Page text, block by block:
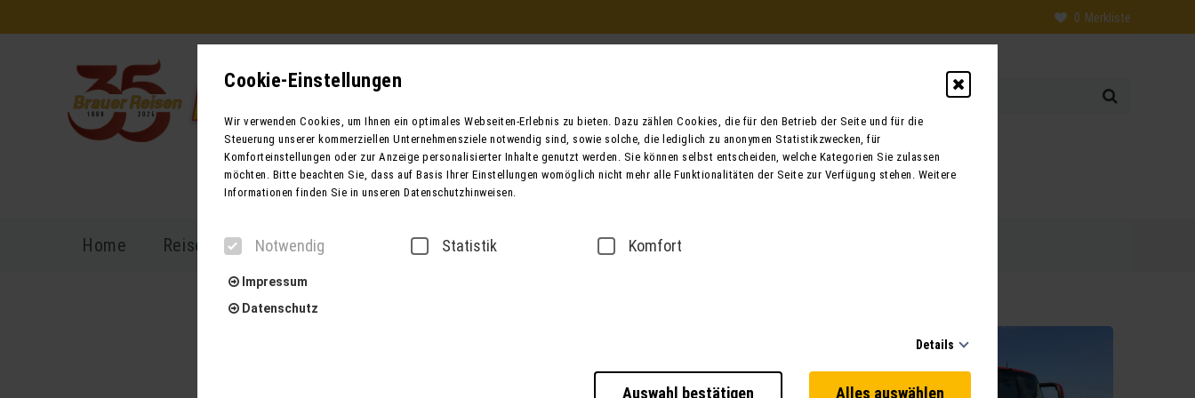
0 Merkliste
oder telefonisch unter:
0049 (0) 3631 6280 0
Home Reiseprogramm Reisekalender Bus mieten Taxi / Zustiege
Cookie-Einstellungen
Wir verwenden Cookies, um Ihnen ein optimales Webseiten-Erlebnis zu bieten. Dazu zählen Cookies, die für den Betrieb der Seite und für die
Steuerung unserer kommerziellen Unternehmensziele notwendig sind, sowie solche, die lediglich zu anonymen Statistikzwecken, für
Komforteinstellungen oder zur Anzeige personalisierter Inhalte genutzt werden. Sie können selbst entscheiden, welche Kategorien Sie zulassen
möchten. Bitte beachten Sie, dass auf Basis Ihrer Einstellungen womöglich nicht mehr alle Funktionalitäten der Seite zur Verfügung stehen. Weitere
Informationen finden Sie in unseren Datenschutzhinweisen.
Notwendig Statistik Komfort
Impressum
Datenschutz
Details
Auswahl bestätigen Alles auswählen